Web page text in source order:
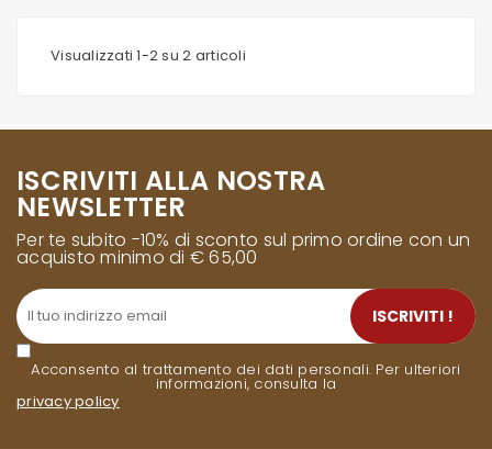
Visualizzati 1-2 su 2 articoli
ISCRIVITI ALLA NOSTRA
NEWSLETTER
Per te subito -10% di sconto sul primo ordine con un
acquisto minimo di € 65,00
Acconsento al trattamento dei dati personali. Per ulteriori
informazioni, consulta la
privacy policy.
ISCRIVITI !